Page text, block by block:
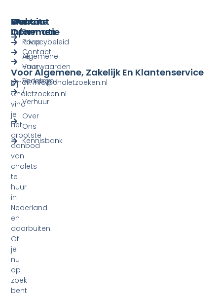
Bij
Chaletzoeken.nl
vind
je
het
grootste
aanbod
van
chalets
te
huur
in
Nederland
en
daarbuiten.
Of
je
nu
op
zoek
bent
Menu
Te
Koop
Te
Huur
Verkoop
/
Verhuur
Over
Ons
Kennisbank
Website
Informatie
Privacybeleid
Algemene
Voorwaarden
Facebook
Contact
Opnemen
Contact
Voor Algemene, Zakelijk En Klantenservice
Email: info@chaletzoeken.nl